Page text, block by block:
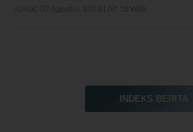
INDEKS BERITA